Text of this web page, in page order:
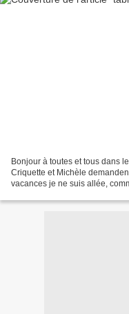
Bonjour à toutes et tous dans
Criquette et Michèle
vacances je ne suis allée,